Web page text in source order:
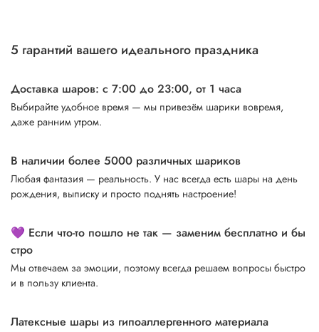
5 гарантий вашего идеального праздника
Доставка шаров: с 7:00 до 23:00, от 1 часа
Выбирайте удобное время — мы привезём шарики вовремя,
даже ранним утром.
В наличии более 5000 различных шариков
Любая фантазия — реальность. У нас всегда есть шары на день
рождения, выписку и просто поднять настроение!
💜 Если что-то пошло не так — заменим бесплатно и бы
стро
Мы отвечаем за эмоции, поэтому всегда решаем вопросы быстро
и в пользу клиента.
Латексные шары из гипоаллергенного материала